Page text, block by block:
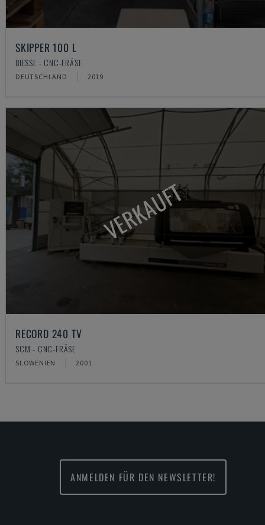
SKIPPER 100 L
BIESSE - CNC-FRÄSE
DEUTSCHLAND 2019
VERKAUFT
RECORD 240 TV
SCM - CNC-FRÄSE
SLOWENIEN 2001
ANMELDEN FÜR DEN NEWSLETTER!